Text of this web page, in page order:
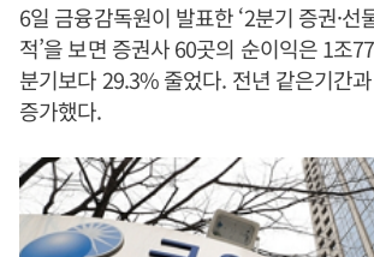
6일 금융감독원이 발표한 ‘2분기 증권·선
적’을 보면 증권사 60곳의 순이익은 1조
분기보다 29.3% 줄었다. 전년 같은기간
증가했다.